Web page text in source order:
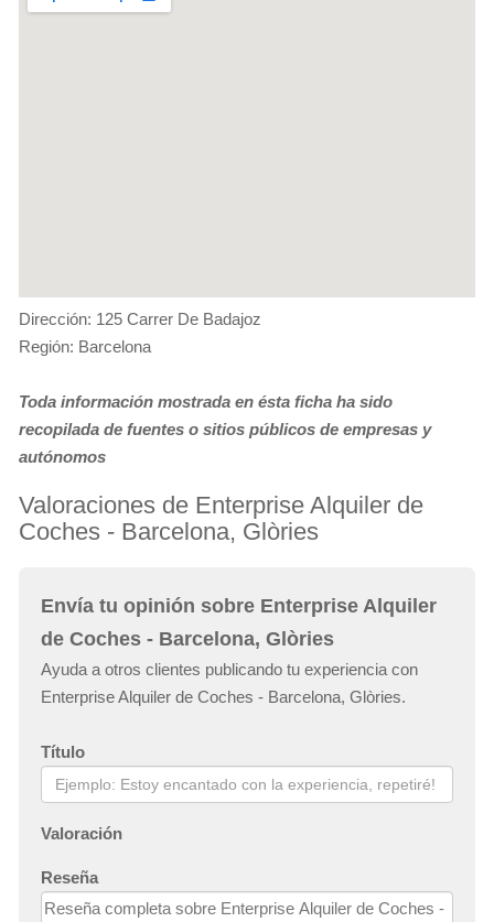
Dirección: 125 Carrer De Badajoz
Región: Barcelona
Toda información mostrada en ésta ficha ha sido
recopilada de fuentes o sitios públicos de empresas y
autónomos
Valoraciones de Enterprise Alquiler de
Coches - Barcelona, Glòries
Envía tu opinión sobre Enterprise Alquiler
de Coches - Barcelona, Glòries
Ayuda a otros clientes publicando tu experiencia con
Enterprise Alquiler de Coches - Barcelona, Glòries.
Título
Valoración
Reseña